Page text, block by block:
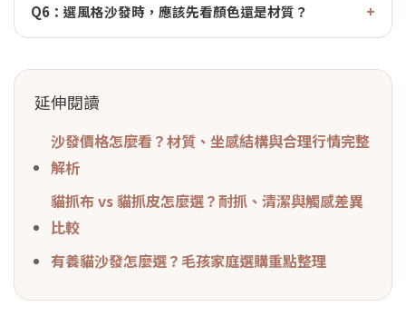
Q6：選風格沙發時，應該先看顏色還是材質？
延伸閱讀
沙發價格怎麼看？材質、坐感結構與合理行情完整
解析
貓抓布 vs 貓抓皮怎麼選？耐抓、清潔與觸感差異
比較
有養貓沙發怎麼選？毛孩家庭選購重點整理